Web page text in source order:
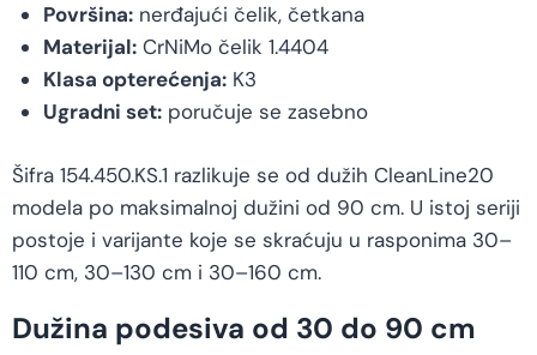
Površina:nerđajući čelik, četkana
Materijal:CrNiMo čelik 1.4404
Klasa opterećenja:K3
Ugradni set:poručuje se zasebno
Šifra 154.450.KS.1 razlikuje se od dužih CleanLine20
modela po maksimalnoj dužini od 90 cm. U istoj seriji
postoje i varijante koje se skraćuju u rasponima 30–
110 cm, 30–130 cm i 30–160 cm.
Dužina podesiva od 30 do 90 cm